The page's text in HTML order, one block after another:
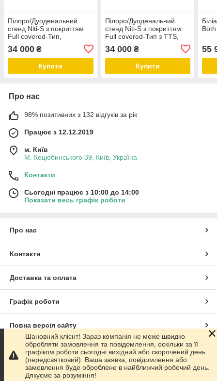
Пілоро/Дуоденальний
стенд Niti-S з покриттям
Full covered-Тип,
34 000 ₴
Купити
Пілоро/Дуоденальний
стенд Niti-S з покриттям
Full covered-Тип з TTS,
34 000₴
Купити
55
Про нас
98% позитивних з 132 відгуків за рік
Працює з 12.12.2019
м. Київ
М. Коцюбинського 39, Київ, Україна
Контакти
Сьогодні працює з 10:00 до 14:00
Показати весь графік роботи
Про нас
Контакти
Доставка та оплата
Графік роботи
Повна версія сайту
Сайт створено на маркетплейсіProm.ua
Політика конфіденційності
Шановний клієнт! Зараз компанія не може швидко
обробляти замовлення та повідомлення, оскільки за її
графіком роботи сьогодні вихідний або скорочений день
(передсвятковий). Ваша заявка, повідомлення або
замовлення буде оброблене в найближчий робочий день.
Дякуємо за розуміння!